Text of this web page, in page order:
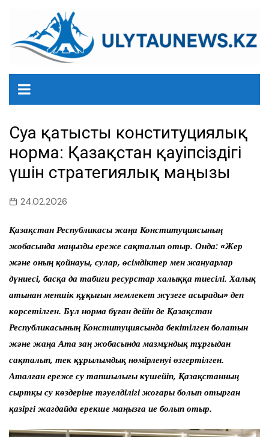
содержанию
Суға қатысты конституциялық
норма: Қазақстан қауіпсіздігі
үшін стратегиялық маңызы
24.02.2026
Қазақстан Республикасы жаңа Конституциясының
жобасында маңызды ереже сақталып отыр. Онда: «Жер
және оның қойнауы, сулар, өсімдіктер мен жануарлар
дүниесі, басқа да табиғи ресурстар халыққа тиесілі. Халық
атынан меншік құқығын мемлекет жүзеге асырады» деп
көрсетілген. Бұл норма бұған дейін де Қазақстан
Республикасының Конституциясында бекітілген болатын
және жаңа Ата заң жобасында мазмұндық тұрғыдан
сақталып, тек құрылымдық нөмірленуі өзгертілген.
Аталған ереже су тапшылығы күшейіп, Қазақстанның
сыртқы су көздеріне тәуелділігі жоғары болып отырған
қазіргі жағдайда ерекше маңызға ие болып отыр.